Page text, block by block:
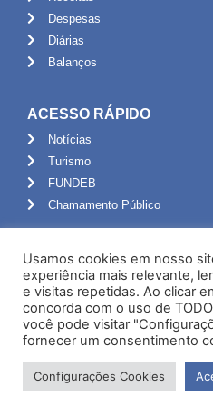
Despesas
Diárias
Balanços
ACESSO RÁPIDO
Notícias
Turismo
FUNDEB
Chamamento Público
Portal do Servidor
Webmail
Administração
Usamos cookies em nosso
experiência mais relevante,
e visitas repetidas. Ao clicar
concorda com o uso de
você pode visitar
fornecer um consentimento
Configurações Cookies